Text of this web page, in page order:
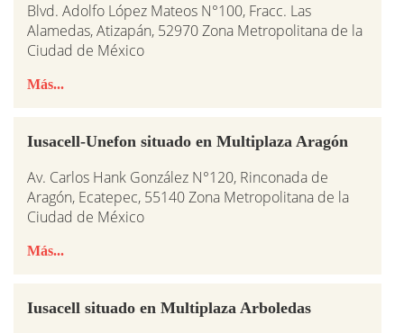
Blvd. Adolfo López Mateos N°100, Fracc. Las
Alamedas, Atizapán, 52970 Zona Metropolitana de la
Ciudad de México
Más...
Iusacell-Unefon situado en Multiplaza Aragón
Av. Carlos Hank González N°120, Rinconada de
Aragón, Ecatepec, 55140 Zona Metropolitana de la
Ciudad de México
Más...
Iusacell situado en Multiplaza Arboledas